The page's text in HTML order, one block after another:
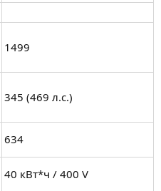
1499
345 (469 л.с.)
634
40 кВт*ч / 400 V